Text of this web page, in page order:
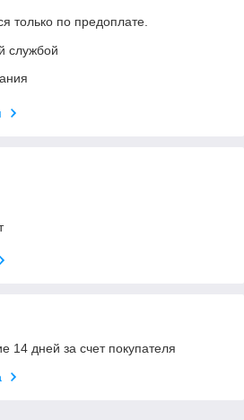
только по предоплате.
службой
14 дней за счет покупателя